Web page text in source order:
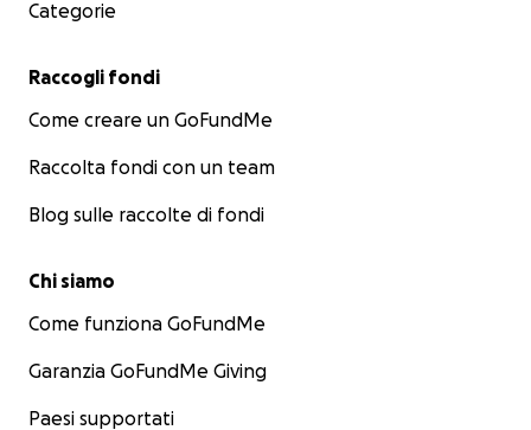
Categorie
Raccogli fondi
Come creare un GoFundMe
Raccolta fondi con un team
Blog sulle raccolte di fondi
Chi siamo
Come funziona GoFundMe
Garanzia GoFundMe Giving
Paesi supportati